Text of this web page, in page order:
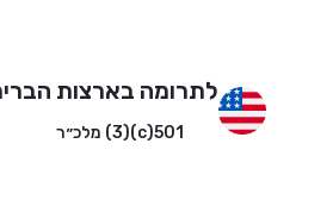
לתרומה בארצות הברית
501(c)(3) מלכ״ר